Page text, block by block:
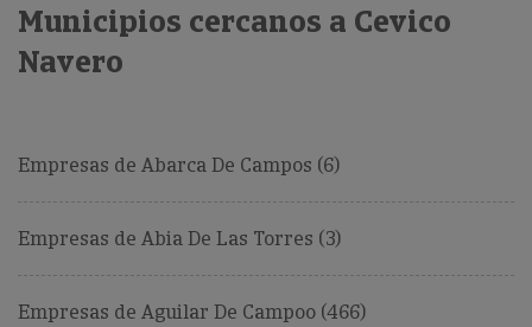
Municipios cercanos a Cevico
Navero
Empresas de Abarca De Campos (6)
Empresas de Abia De Las Torres (3)
Empresas de Aguilar De Campoo (466)